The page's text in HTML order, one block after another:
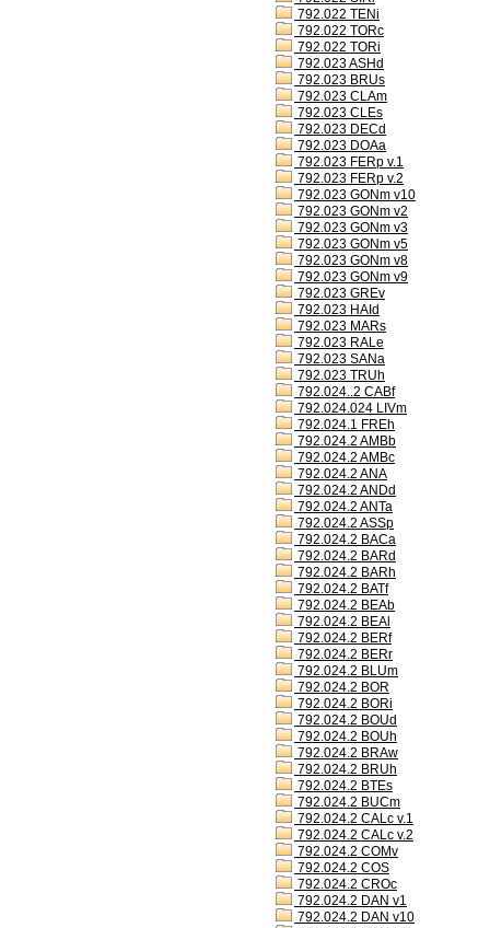
792.022 TENi
792.022 TORc
792.022 TORi
792.023 ASHd
792.023 BRUs
792.023 CLAm
792.023 CLEs
792.023 DECd
792.023 DOAa
792.023 FERp v.1
792.023 FERp v.2
792.023 GONm v10
792.023 GONm v2
792.023 GONm v3
792.023 GONm v5
792.023 GONm v8
792.023 GONm v9
792.023 GREv
792.023 HAId
792.023 MARs
792.023 RALe
792.023 SANa
792.023 TRUh
792.024..2 CABf
792.024.024 LIVm
792.024.1 FREh
792.024.2 AMBb
792.024.2 AMBc
792.024.2 ANA
792.024.2 ANDd
792.024.2 ANTa
792.024.2 ASSp
792.024.2 BACa
792.024.2 BARd
792.024.2 BARh
792.024.2 BATf
792.024.2 BEAb
792.024.2 BEAl
792.024.2 BERf
792.024.2 BERr
792.024.2 BLUm
792.024.2 BOR
792.024.2 BORi
792.024.2 BOUd
792.024.2 BOUh
792.024.2 BRAw
792.024.2 BRUh
792.024.2 BTEs
792.024.2 BUCm
792.024.2 CALc v.1
792.024.2 CALc v.2
792.024.2 COMv
792.024.2 COS
792.024.2 CROc
792.024.2 DAN v1
792.024.2 DAN v10